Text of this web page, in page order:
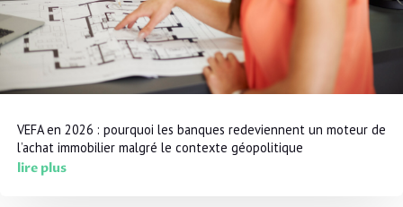
VEFA en 2026 : pourquoi les banques redeviennent un moteur de
l’achat immobilier malgré le contexte géopolitique
lire plus